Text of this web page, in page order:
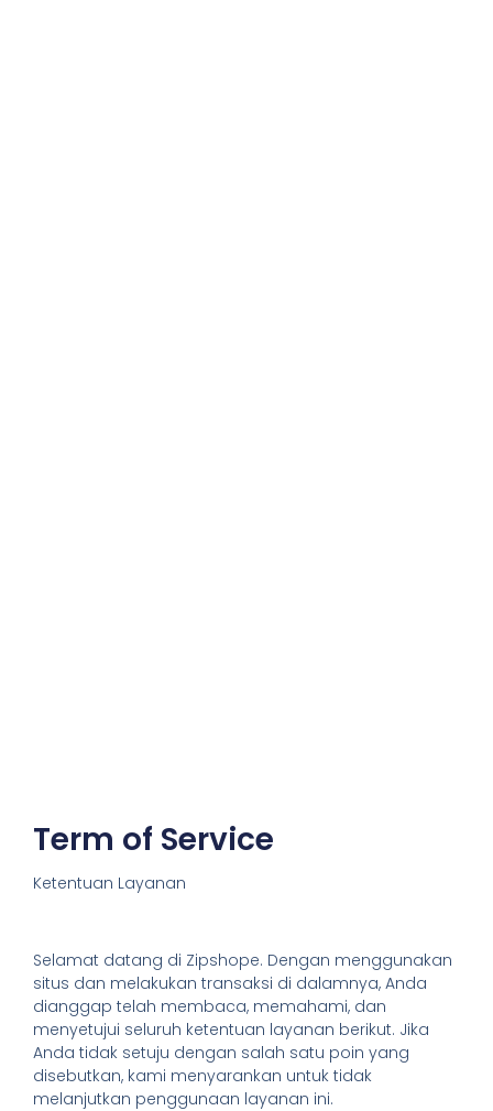
Term of Service
Ketentuan Layanan
Selamat datang di Zipshope. Dengan menggunakan
situs dan melakukan transaksi di dalamnya, Anda
dianggap telah membaca, memahami, dan
menyetujui seluruh ketentuan layanan berikut. Jika
Anda tidak setuju dengan salah satu poin yang
disebutkan, kami menyarankan untuk tidak
melanjutkan penggunaan layanan ini.